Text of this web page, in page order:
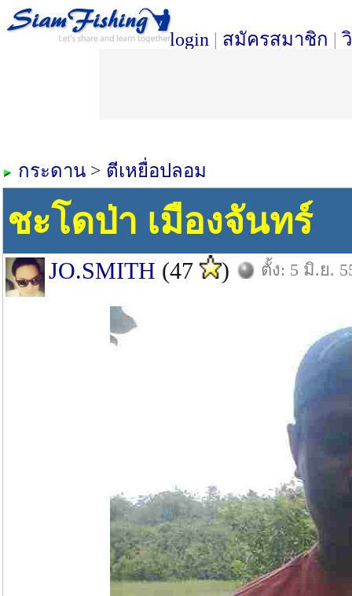
login | สมัครสมาชิก |
กระดาน > ตีเหยื่อปลอม
ชะโดป่า เมืองจันทร์
JO.SMITH (47 ) ตั้ง: 5 มิ.ย.